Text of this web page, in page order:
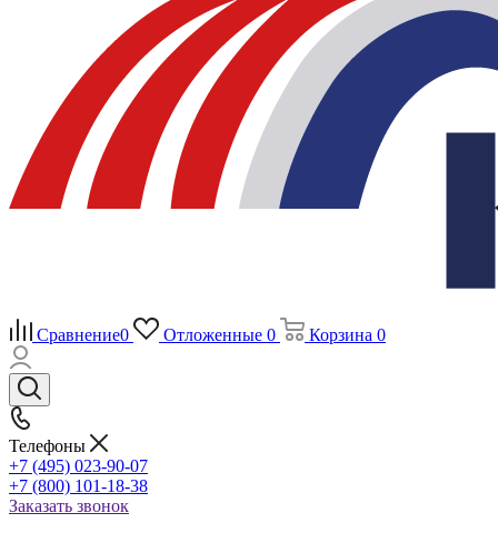
Сравнение0 Отложенные 0 Корзина 0
Телефоны
+7 (495) 023-90-07
+7 (800) 101-18-38
Заказать звонок